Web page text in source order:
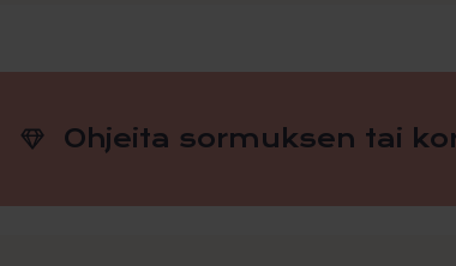
Ohjeita sormuksen tai